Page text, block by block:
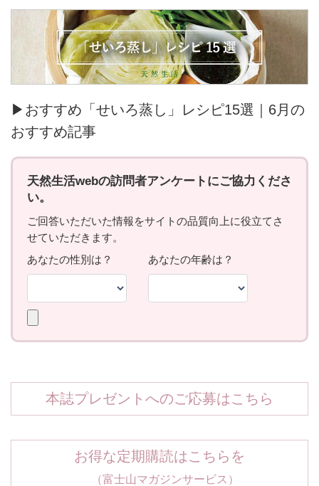
▶おすすめ「せいろ蒸し」レシピ15選｜6月の
おすすめ記事
本誌プレゼントへのご応募はこちら
お得な定期購読はこちらを
（富士山マガジンサービス）